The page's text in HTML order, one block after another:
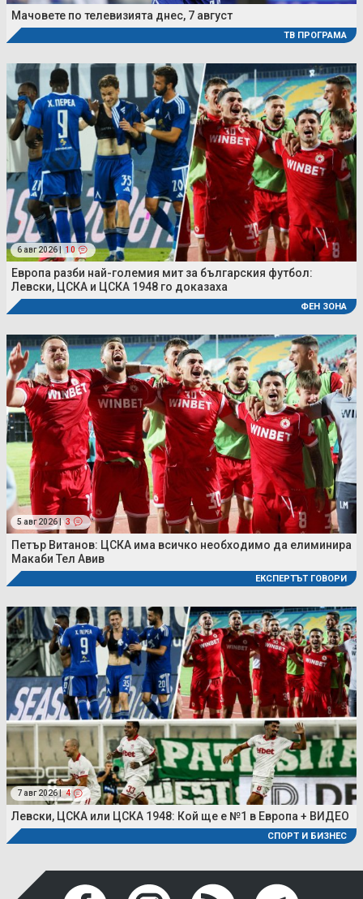
Мачовете по телевизията днес, 7 август
ТВ ПРОГРАМА
6 авг 2026 | 10
Европа разби най-големия мит за българския футбол:
Левски, ЦСКА и ЦСКА 1948 го доказаха
ФЕН ЗОНА
5 авг 2026 | 3
Петър Витанов: ЦСКА има всичко необходимо да елиминира
Макаби Тел Авив
ЕКСПЕРТЪТ ГОВОРИ
7 авг 2026 | 4
Левски, ЦСКА или ЦСКА 1948: Кой ще е №1 в Европа + ВИДЕО
СПОРТ И БИЗНЕС